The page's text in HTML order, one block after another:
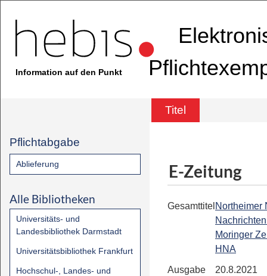
Information auf den Punkt
Titel
Pflichtabgabe
Ablieferung
Alle Bibliotheken
Universitäts- und
Landesbibliothek Darmstadt
Universitätsbibliothek Frankfurt
Hochschul-, Landes- und
E-Zeitung
Gesamttitel Northeimer
Moringer
HNA
Ausgabe
20.8.2021